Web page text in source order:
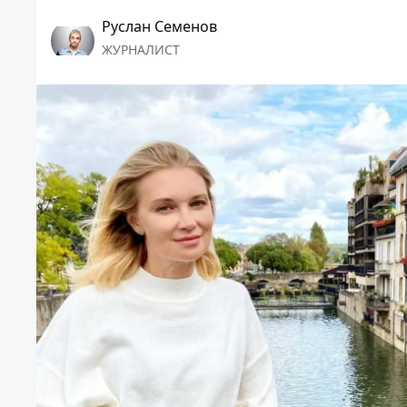
Руслан Семенов
ЖУРНАЛИСТ